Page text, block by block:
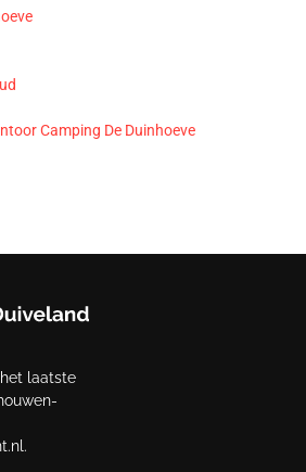
Camping De Duinhoeve
laatste